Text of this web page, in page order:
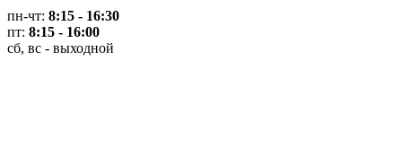
пн-чт: 8:15 - 16:30
пт: 8:15 - 16:00
сб, вс - выходной